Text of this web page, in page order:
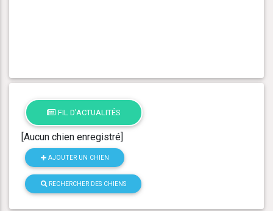
FIL D'ACTUALITÉS
[Aucun chien enregistré]
AJOUTER UN CHIEN
RECHERCHER DES CHIENS